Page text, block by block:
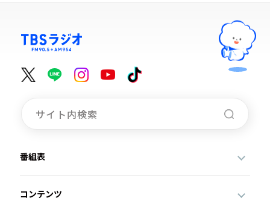
番組表
コンテンツ